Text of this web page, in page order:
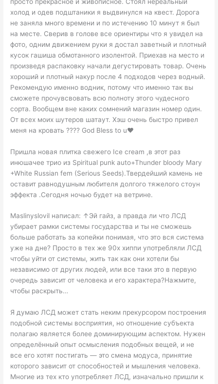
холод и одев подштаники я выдвинулся на квест. Дорога
не заняла много времени и по истечению 10 минут я был
на месте. Сверив в голове все ориентиры что я увидел на
фото, одним движением руки я достал заветный и плотный
кусок гашиша обмотанного изолентой. Приехав на место и
произведя распаковку начали дегустировать товар. Очень
хороший и плотный накур после 4 подходов через водный.
Рекомендую именно водник, потому что именно так вы
сможете прочувсвовать всю полноту этого чудесного
сорта. Вообщем вне каких сомнений магазин номер один.
От всех моих шутеров шатаут. Хэш очень быстро привел
меня на кровать ???? God Bless to u❤
Пришла новая плитка свежего Ice cream ,в этот раз
инюшачее трио из Spiritual punk auto+Thunder bloody Mary
+White Russian fem (Serious Seeds).Твердейший камень не
оставит равнодушным любителя долгого тяжелого стоун
эффекта .Сегодня ночью будет на ветрине.
Maslinyslovil написал: ↑Эй гайз, а правда ли что ЛСД
убирает рамки системы государства и ты не сможешь
больше работать за копейки понимая, что это вся система
уже на дне? Просто в тех же 90х хиппи употребляли ЛСД
чтобы уйти от системы, жить так как они хотели бы
независимо от других людей, или все таки это в первую
очередь зависит от человека и его характера?Нажмите,
чтобы раскрыть…
Я думаю ЛСД может стать неким прекурсором построения
подобной системы восприятия, но отношение субъекта
полагаю является более доминирующим аспектом. Нужен
определённый опыт осмысления подобных вещей, и не
все его хотят постигать — это смена модуса, принятие
которого зависит от способностей и мышления человека.
Многие из тех кто употребляет ЛСД, изначально пришли к